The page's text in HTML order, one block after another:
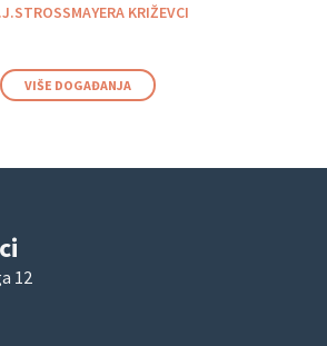
KRIŽEVCI
VIŠE DOGAĐANJA
12